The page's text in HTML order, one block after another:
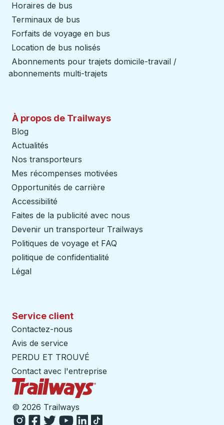
Horaires de bus
Terminaux de bus
Forfaits de voyage en bus
Location de bus nolisés
Abonnements pour trajets domicile-travail /
abonnements multi-trajets
À propos de Trailways
Blog
Actualités
Nos transporteurs
Mes récompenses motivées
Opportunités de carrière
Accessibilité
Faites de la publicité avec nous
Devenir un transporteur Trailways
Politiques de voyage et FAQ
politique de confidentialité
Légal
Service client
Contactez-nous
Avis de service
PERDU ET TROUVÉ
Contact avec l'entreprise
© 2026 Trailways